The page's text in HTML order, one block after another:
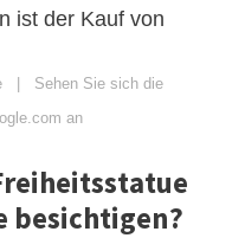
ist der Kauf von
| Sehen Sie sich die
an
besichtigen?